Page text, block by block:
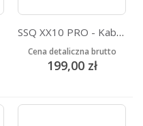
SSQ XX10 PRO - Kabel XLR-XLR 10 metrowy - NEUTRIK
Cena detaliczna brutto
199,00 zł